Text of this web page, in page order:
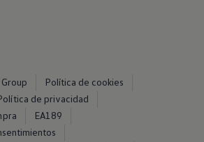
Política de cookies
de privacidad
EA189